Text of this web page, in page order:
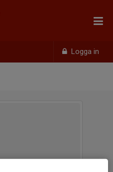
Logga in